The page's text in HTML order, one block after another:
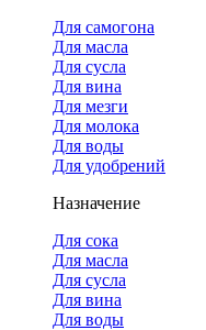
Для самогона
Для масла
Для сусла
Для вина
Для мезги
Для молока
Для воды
Для удобрений
Назначение
Для сока
Для масла
Для сусла
Для вина
Для воды